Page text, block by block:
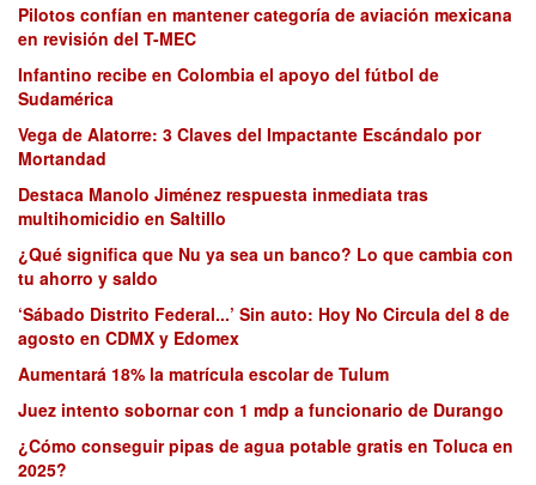
Pilotos confían en mantener categoría de aviación mexicana
en revisión del T-MEC
Infantino recibe en Colombia el apoyo del fútbol de
Sudamérica
Vega de Alatorre: 3 Claves del Impactante Escándalo por
Mortandad
Destaca Manolo Jiménez respuesta inmediata tras
multihomicidio en Saltillo
¿Qué significa que Nu ya sea un banco? Lo que cambia con
tu ahorro y saldo
‘Sábado Distrito Federal...’ Sin auto: Hoy No Circula del 8 de
agosto en CDMX y Edomex
Aumentará 18% la matrícula escolar de Tulum
Juez intento sobornar con 1 mdp a funcionario de Durango
¿Cómo conseguir pipas de agua potable gratis en Toluca en
2025?